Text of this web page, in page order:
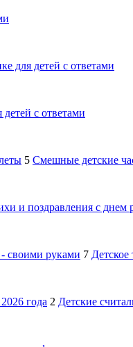
для детей с ответами
с ответами
5 Смешные детские
и поздравления с днем
своими руками 7 Детское
года 2 Детские